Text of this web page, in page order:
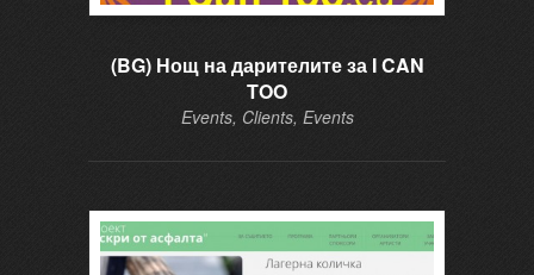
(BG) Нощ на дарителите за I CAN
TOO
Events, Clients, Events